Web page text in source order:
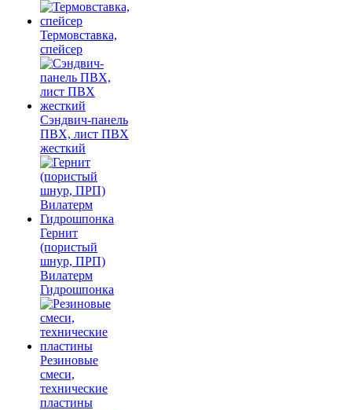
Термовставка,
спейсер
Сэндвич-панель
ПВХ, лист ПВХ
жесткий
Гернит
(пористый
шнур, ПРП)
Вилатерм
Гидрошпонка
Резиновые
смеси,
технические
пластины